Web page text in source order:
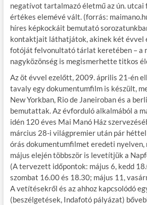
negatívot tartalmazó életmű az ún.
értékes elemévé vált. (forrás:
híres képkockáit bemutató
kontaktjait láthatjátok, akinek két évvel
fotóját felvonultató tárlat keretében – a
nagyközönség is megismerhette titkos
Az öt évvel ezelőtt, 2009. április 21-én
tavaly egy dokumentumfilm is készült,
New Yorkban, Rio de Janeiroban és a
bemutattak. Az évforduló alkalmából a
idén 120 éves Mai Manó Ház
március 28-i világpremier után pár héttel
órás dokumentumfilmet eredeti
május elején többször is levetítjük a
(A tervezett időpontok: május 6, kedd
szombat 16.00 és 18.30; május 11,
A vetítésekről és az ahhoz kapcsolódó
(beszélgetések, Indafotó pályázat)